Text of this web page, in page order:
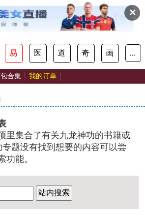
✕
易 医 道 奇 画 ...
合集 我的订单
里集合了有关九龙神功的书籍或
题没有找到想要的内容可以尝
功能。
站内搜索